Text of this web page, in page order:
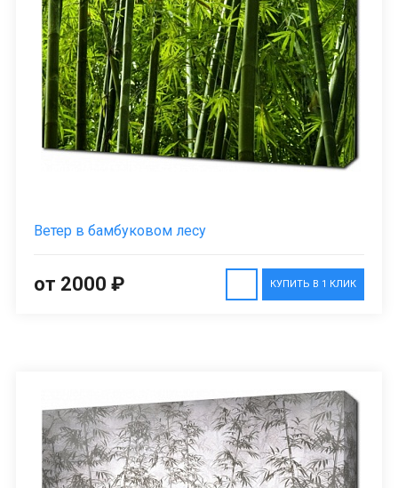
Ветер в бамбуковом лесу
КУПИТЬ В 1 КЛИК
от 2000 ₽